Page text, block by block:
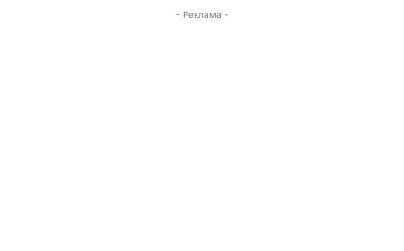
- Реклама -